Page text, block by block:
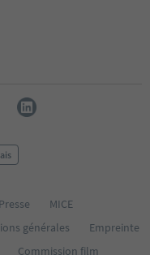
Presse
MICE
générales
Empreinte
Commission film